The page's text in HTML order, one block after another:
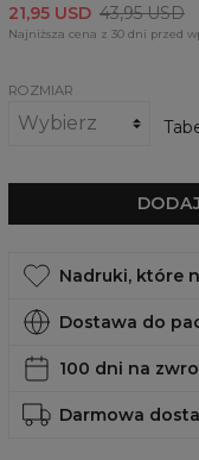
21,95 USD 43,95 USD
Najniższa cena z 30 dni przed
ROZMIAR
Nadruki, które
Dostawa do
100 dni na
Darmowa